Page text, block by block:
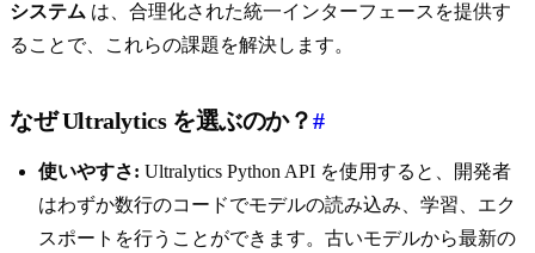
システム は、合理化された統一インターフェースを提供す
ることで、これらの課題を解決します。
なぜ Ultralytics を選ぶのか？#
使いやすさ: Ultralytics Python API を使用すると、開発者
はわずか数行のコードでモデルの読み込み、学習、エク
スポートを行うことができます。古いモデルから最新の